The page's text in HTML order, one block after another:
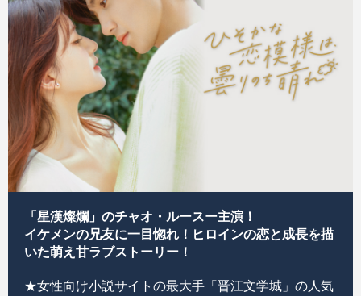
「星漢燦爛」のチャオ・ルースー主演！
イケメンの兄友に一目惚れ！ヒロインの恋と成長を描
いた萌え甘ラブストーリー！
★女性向け小説サイトの最大手「晋江文学城」の人気